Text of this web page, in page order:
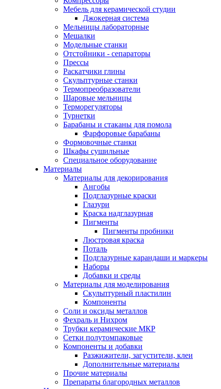
Мебель для керамической студии
Джокерная система
Мельницы лабораторные
Мешалки
Модельные станки
Отстойники - сепараторы
Прессы
Раскатчики глины
Скульптурные станки
Термопреобразователи
Шаровые мельницы
Терморегуляторы
Турнетки
Барабаны и стаканы для помола
Фарфоровые барабаны
Формовочные станки
Шкафы сушильные
Специальное оборудование
Материалы
Материалы для декорирования
Ангобы
Подглазурные краски
Глазури
Краска надглазурная
Пигменты
Пигменты пробники
Люстровая краска
Поталь
Подглазурные карандаши и маркеры
Наборы
Добавки и среды
Материалы для моделирования
Скульптурный пластилин
Компоненты
Соли и оксиды металлов
Фехраль и Нихром
Трубки керамические МКР
Сетки полутомпаковые
Компоненты и добавки
Разжижители, загустители, клеи
Дополнительные материалы
Прочие материалы
Препараты благородных металлов